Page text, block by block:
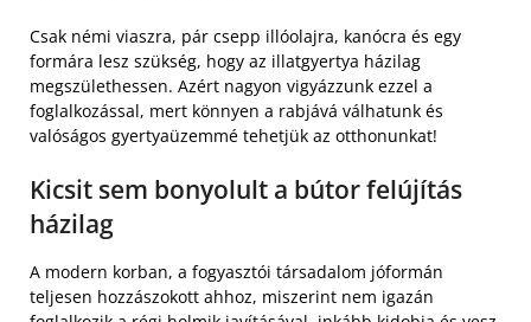
Csak némi viaszra, pár csepp illóolajra, kanócra és egy
formára lesz szükség, hogy az illatgyertya házilag
megszülethessen. Azért nagyon vigyázzunk ezzel a
foglalkozással, mert könnyen a rabjává válhatunk és
valóságos gyertyaüzemmé tehetjük az otthonunkat!
Kicsit sem bonyolult a bútor felújítás
házilag
A modern korban, a fogyasztói társadalom jóformán
teljesen hozzászokott ahhoz, miszerint nem igazán